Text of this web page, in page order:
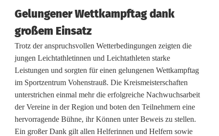
h
s
a
t
h
l
e
Gelungener Wettkampftag dank
großem Einsatz
Trotz der anspruchsvollen Wetterbedingungen zeigten die
jungen Leichtathletinnen und Leichtathleten starke
Leistungen und sorgten für einen gelungenen Wettkampftag
im Sportzentrum Vohenstrauß. Die Kreismeisterschaften
unterstrichen einmal mehr die erfolgreiche Nachwuchsarbeit
der Vereine in der Region und boten den Teilnehmern eine
hervorragende Bühne, ihr Können unter Beweis zu stellen.
Ein großer Dank gilt allen Helferinnen und Helfern sowie